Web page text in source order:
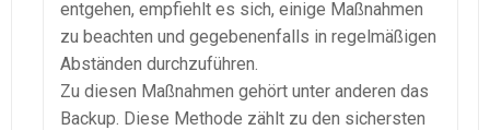
entgehen, empfiehlt es sich, einige Maßnahmen
zu beachten und gegebenenfalls in regelmäßigen
Abständen durchzuführen.
Zu diesen Maßnahmen gehört unter anderen das
Backup. Diese Methode zählt zu den sichersten